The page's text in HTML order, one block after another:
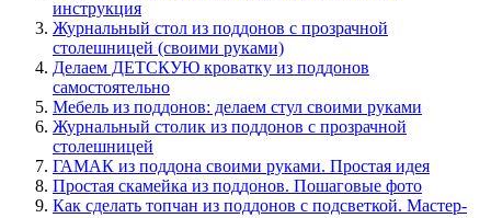
инструкция
Журнальный стол из поддонов с прозрачной
столешницей (своими руками)
Делаем ДЕТСКУЮ кроватку из поддонов
самостоятельно
Мебель из поддонов: делаем стул своими руками
Журнальный столик из поддонов с прозрачной
столешницей
ГАМАК из поддона своими руками. Простая идея
Простая скамейка из поддонов. Пошаговые фото
Как сделать топчан из поддонов с подсветкой. Мастер-